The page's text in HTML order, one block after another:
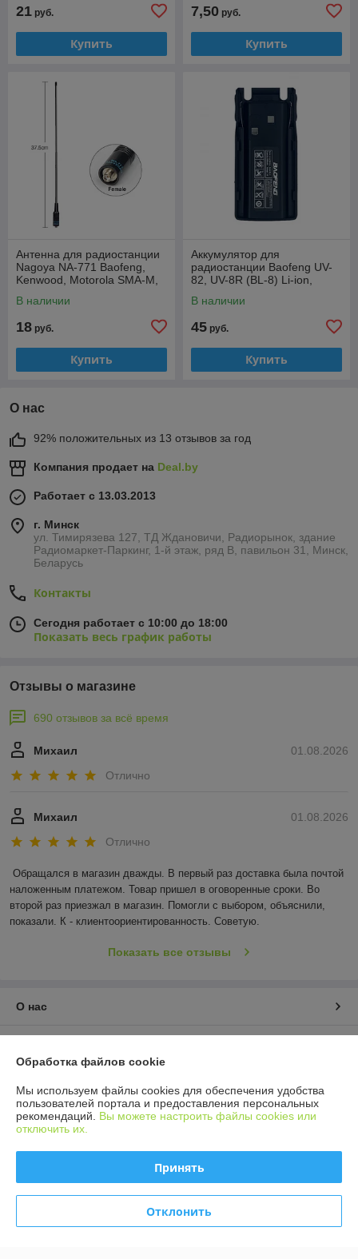
21 руб.
Купить
7,50 руб.
Купить
Антенна для радиостанции
Nagoya NA-771 Baofeng,
Kenwood, Motorola SMA-M,
В наличии
18 руб.
Купить
Аккумулятор для
радиостанции Baofeng UV-
82, UV-8R (BL-8) Li-ion,
В наличии
45 руб.
Купить
О нас
92% положительных из 13 отзывов за год
Компания продает на Deal.by
Работает с 13.03.2013
г. Минск
ул. Тимирязева 127, ТД Ждановичи, Радиорынок, здание
Радиомаркет-Паркинг, 1-й этаж, ряд В, павильон 31, Минск,
Беларусь
Контакты
Сегодня работает с 10:00 до 18:00
Показать весь график работы
Отзывы о магазине
690 отзывов за всё время
01.08.2026
Михаил
Отлично
01.08.2026
Михаил
Отлично
Обращался в магазин дважды. В первый раз доставка была почтой
наложенным платежом. Товар пришел в оговоренные сроки. Во
второй раз приезжал в магазин. Помогли с выбором, объяснили,
показали. К - клиентоориентированность. Советую.
Показать все отзывы
О нас
График работы
Полная версия сайта
Политика обработки cookies
Обработка файлов cookie
Мы используем файлы cookies для обеспечения удобства
пользователей портала и предоставления персональных
рекомендаций. Вы можете настроить файлы cookies или
отключить их.
Принять
Отклонить